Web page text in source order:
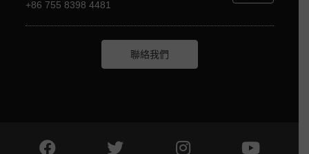
+86 755 8398 4481
聯絡我們